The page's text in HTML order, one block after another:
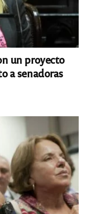
un proyecto
a senadoras